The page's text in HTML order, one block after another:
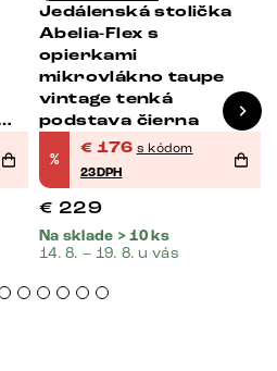
Jedálenská stolička
Abelia-Flex s
opierkami
mikrovlákno taupe
vintage tenká
podstava čierna
%
€ 176 s kódom
23DPH
€ 229
Na sklade > 10 ks
14. 8. – 19. 8. u vás